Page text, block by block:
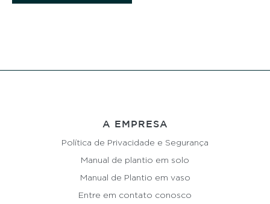
A EMPRESA
Política de Privacidade e Segurança
Manual de plantio em solo
Manual de Plantio em vaso
Entre em contato conosco